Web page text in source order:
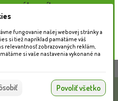
zákazníkov
Blog
podmienky
údajov
možnosti
| Prihlásiť
ktoré nám
našich
súborov
Súhlasím
fungovanie našej webovej stránky a
si tiež napríklad pamätáme váš
relevantnosť zobrazovaných reklám,
si vaše nastavenia vykonané na
Povoliť všetko